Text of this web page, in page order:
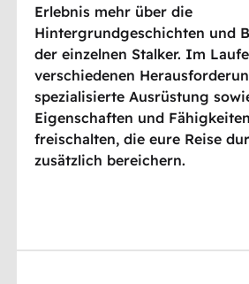
Erlebnis mehr über die
Hintergrundgeschichten und
der einzelnen Stalker. Im
verschiedenen
spezialisierte Ausrüstung
Eigenschaften und
freischalten, die eure Reise
zusätzlich bereichern.